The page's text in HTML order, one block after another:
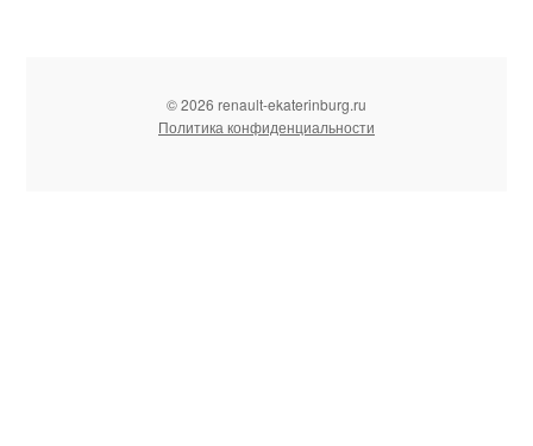
© 2026 renault-ekaterinburg.ru
Политика конфиденциальности